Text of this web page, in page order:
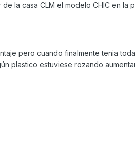
la casa CLM el modelo CHIC en la
pero cuando finalmente tenia
plastico estuviese rozando